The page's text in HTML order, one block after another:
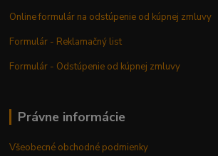
Online formulár na odstúpenie od kúpnej zmluvy
Formulár - Reklamačný list
Formulár - Odstúpenie od kúpnej zmluvy
Právne informácie
Všeobecné obchodné podmienky